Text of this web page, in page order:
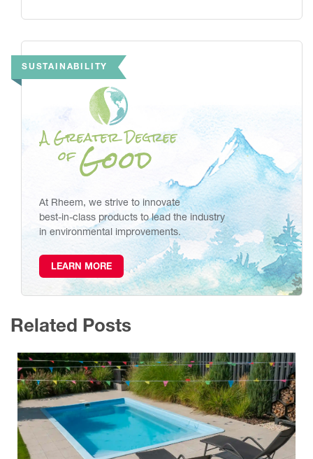
At Rheem, we strive to innovate
best-in-class products to lead the industry
in environmental improvements.
LEARN MORE
SUSTAINABILITY
Related Posts